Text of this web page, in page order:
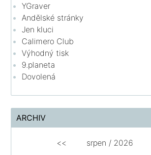
YGraver
Andělské stránky
Jen kluci
Calimero Club
Výhodný tisk
9.planeta
Dovolená
ARCHIV
<< srpen / 2026